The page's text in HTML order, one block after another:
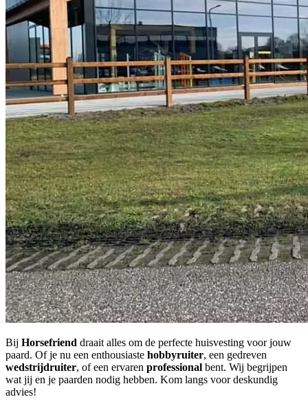
Bij Horsefriend draait alles om de perfecte huisvesting voor jouw
paard. Of je nu een enthousiaste hobbyruiter, een gedreven
wedstrijdruiter, of een ervaren professional bent. Wij begrijpen
wat jij en je paarden nodig hebben. Kom langs voor deskundig
advies!